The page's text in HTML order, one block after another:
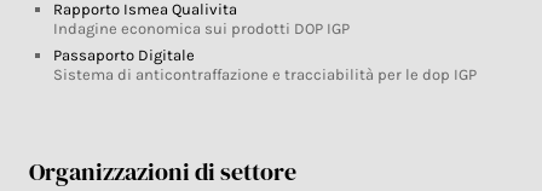
Rapporto Ismea Qualivita
Indagine economica sui prodotti DOP IGP
Passaporto Digitale
Sistema di anticontraffazione e tracciabilità per le dop IGP
Organizzazioni di settore